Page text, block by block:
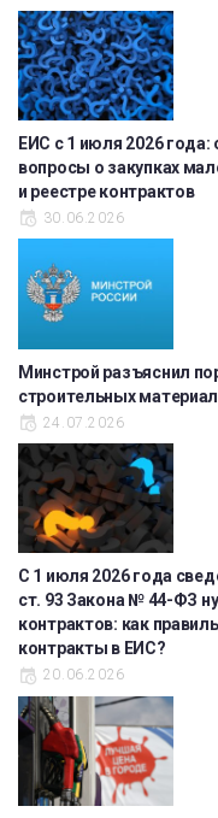
ЕИС с 1 июля 2026
вопросы о закупках
и реестре контрактов
30.06.2026
Минстрой разъяснил
строительных
24.07.2026
С 1 июля 2026 года
ст. 93 Закона № 44-ФЗ
контрактов: как
контракты в ЕИС?
20.06.2026